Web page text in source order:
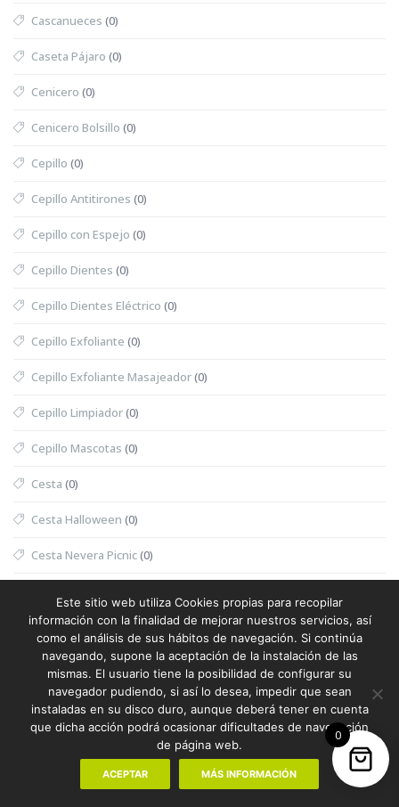
Cascanueces (0)
Caseta Pájaro (0)
Cenicero (0)
Cenicero Bolsillo (0)
Cepillo (0)
Cepillo Antitirones (0)
Cepillo con Espejo (0)
Cepillo Dientes (0)
Cepillo Dientes Eléctrico (0)
Cepillo Exfoliante (0)
Cepillo Exfoliante Masajeador(0)
Cepillo Limpiador(0)
Cepillo Mascotas (0)
Cesta (0)
Cesta Halloween (0)
Cesta Nevera Picnic(0)
Cesta Térmica(0)
Chaleco(1)
Chaleco Mujer (0)
Chaleco Reflectante(0)
(0)
0
Este sitio web utiliza Cookies propias para recopilar
información con la finalidad de mejorar nuestros servicios, así
como el análisis de sus hábitos de navegación. Si continúa
navegando, supone la aceptación de la instalación de las
mismas. El usuario tiene la posibilidad de configurar su
navegador pudiendo, si así lo desea, impedir que sean
instaladas en su disco duro, aunque deberá tener en cuenta
que dicha acción podrá ocasionar dificultades de navegación
de página web.
ACEPTAR MÁS INFORMACIÓN